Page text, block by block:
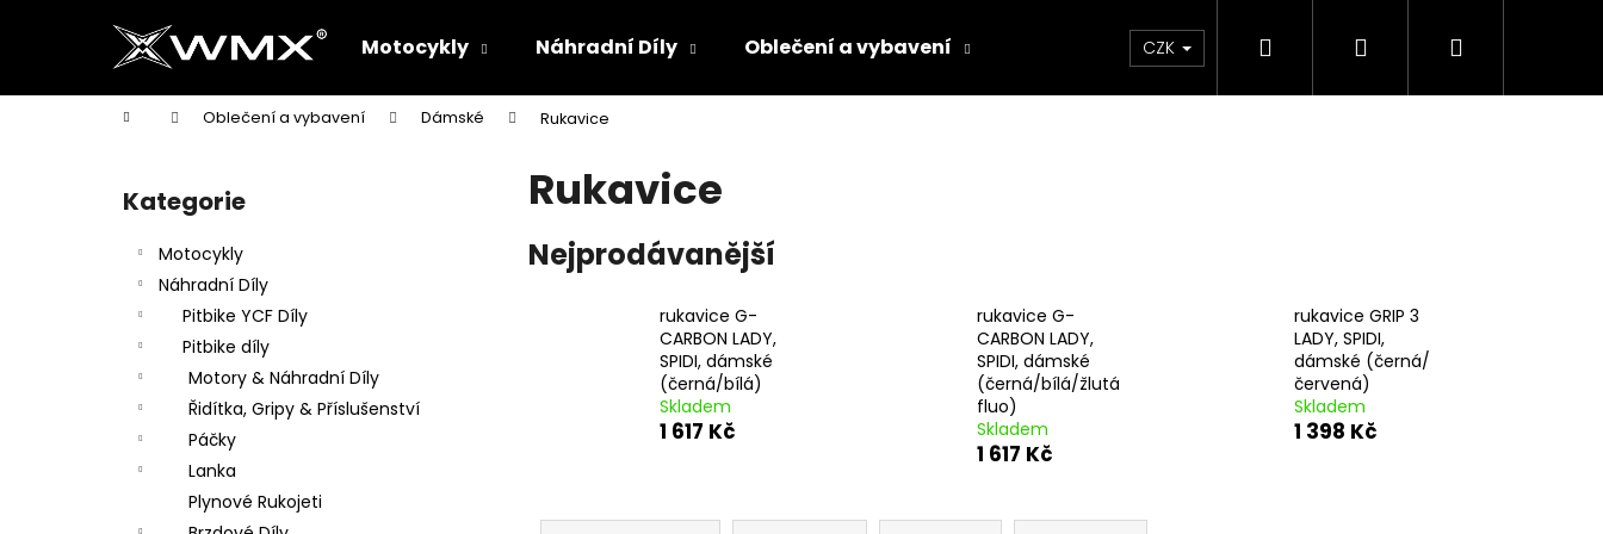
Motocykly Náhradní Díly Oblečení a vybavení Oleje & Maziva Příslušenství Dárkové
CZK Hledat PřihlášeníNákupní
Domů Oblečení a vybavení Dámské Rukavice
Přeskočit
kategorie
Kategorie
Motocykly
Náhradní Díly
Pitbike YCF Díly
Pitbike díly
Motory & Náhradní Díly
Řidítka, Gripy & Příslušenství
Páčky
Lanka
Plynové Rukojeti
Rukavice
Nejprodávanější
rukavice G-
CARBON LADY,
SPIDI, dámské
(černá/bílá)
Skladem
1 617 Kč
rukavice G-
CARBON LADY,
SPIDI, dámské
(černá/bílá/žlutá
fluo)
Skladem
1 617 Kč
rukavice GRIP 3
LADY, SPIDI,
dámské (černá/
červená)
Skladem
1 398 Kč
Ř
í
Zpět
do
Zpět
do
Co potřebujete najít?
Doporučujeme